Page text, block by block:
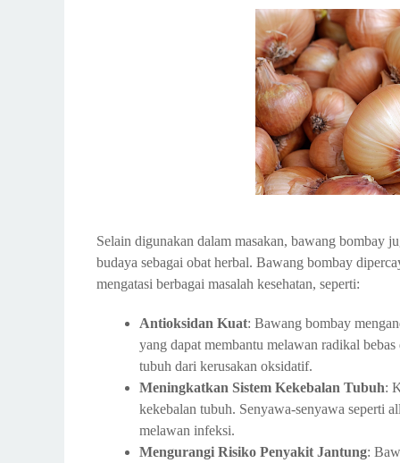
Selain digunakan dalam masakan, bawang bombay
budaya sebagai obat herbal. Bawang bombay
mengatasi berbagai masalah kesehatan, seperti:
Antioksidan Kuat: Bawang bombay
yang dapat membantu melawan radikal
tubuh dari kerusakan oksidatif.
Meningkatkan Sistem Kekebalan Tubuh:
kekebalan tubuh. Senyawa-senyawa seperti
melawan infeksi.
Mengurangi Risiko Penyakit Jantung: